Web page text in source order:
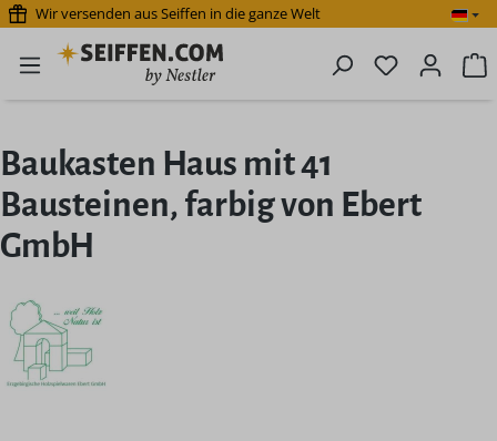
Zum Hauptinhalt springen
Wir versenden aus Seiffen in die ganze Welt
Du hast 0
Baukasten Haus mit 41
Bausteinen, farbig von Ebert
GmbH